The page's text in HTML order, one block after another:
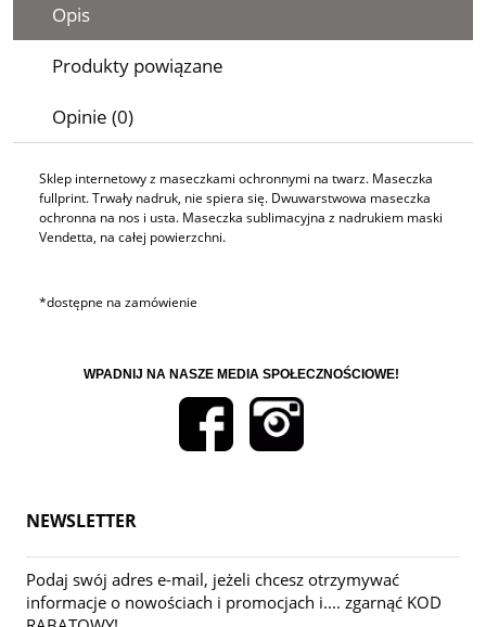
Opis
Produkty powiązane
Opinie (0)
Sklep internetowy z maseczkami ochronnymi na twarz. Maseczka
fullprint. Trwały nadruk, nie spiera się. Dwuwarstwowa maseczka
ochronna na nos i usta. Maseczka sublimacyjna z nadrukiem maski
Vendetta, na całej powierzchni.
*dostępne na zamówienie
WPADNIJ NA NASZE MEDIA SPOŁECZNOŚCIOWE!
NEWSLETTER
Podaj swój adres e-mail, jeżeli chcesz otrzymywać
informacje o nowościach i promocjach i.... zgarnąć KOD